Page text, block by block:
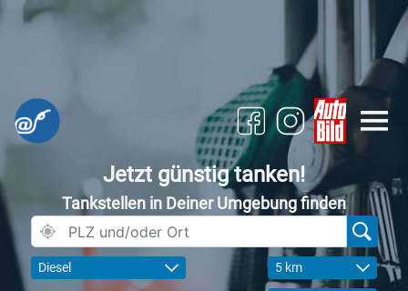
Jetzt günstig tanken!
Tankstellen in Deiner Umgebung finden
Diesel 5 km